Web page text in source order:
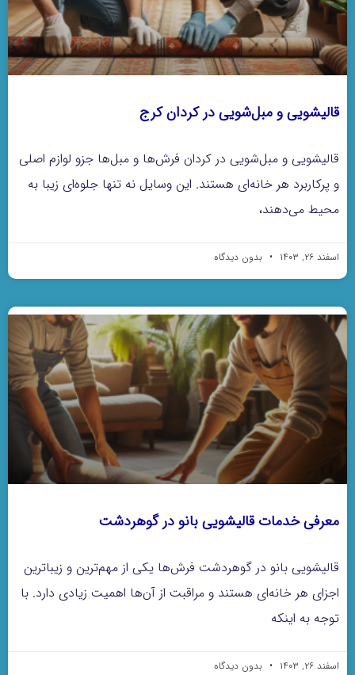
قالیشویی و مبل‌شویی در کردان کرج
قالیشویی و مبل‌شویی در کردان فرش‌ها و مبل‌ها جزو لوازم اصلی
و پرکاربرد هر خانه‌ای هستند. این وسایل نه تنها جلوه‌ای زیبا به
محیط می‌دهند،
اسفند ۲۶, ۱۴۰۳ بدون دیدگاه
معرفی خدمات قالیشویی بانو در گوهردشت
قالیشویی بانو در گوهردشت فرش‌ها یکی از مهم‌ترین و زیباترین
اجزای هر خانه‌ای هستند و مراقبت از آن‌ها اهمیت زیادی دارد. با
توجه به اینکه
اسفند ۲۶, ۱۴۰۳ بدون دیدگاه